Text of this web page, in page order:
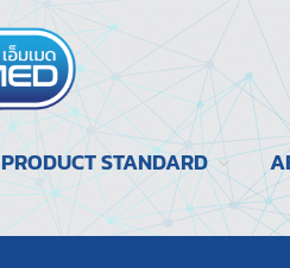
PRODUCT STANDARD